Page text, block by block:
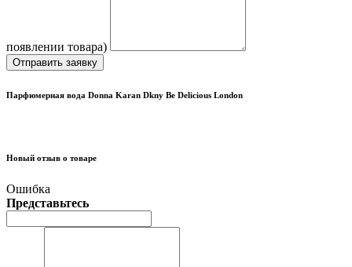
появлении товара)
Отправить заявку
Парфюмерная вода Donna Karan Dkny Be Delicious London
Новый отзыв о товаре
Ошибка
Представьтесь